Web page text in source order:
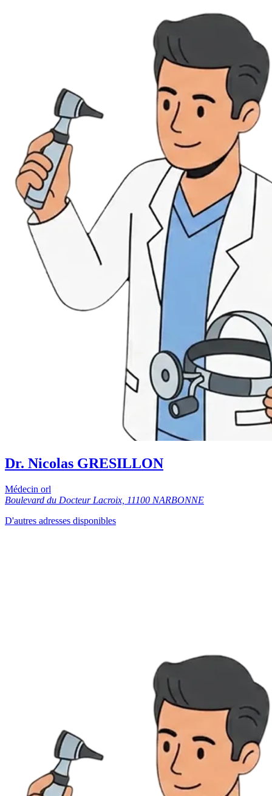
Dr. Nicolas GRESILLON
Médecin orl
Boulevard du Docteur Lacroix, 11100 NARBONNE
D'autres adresses disponibles